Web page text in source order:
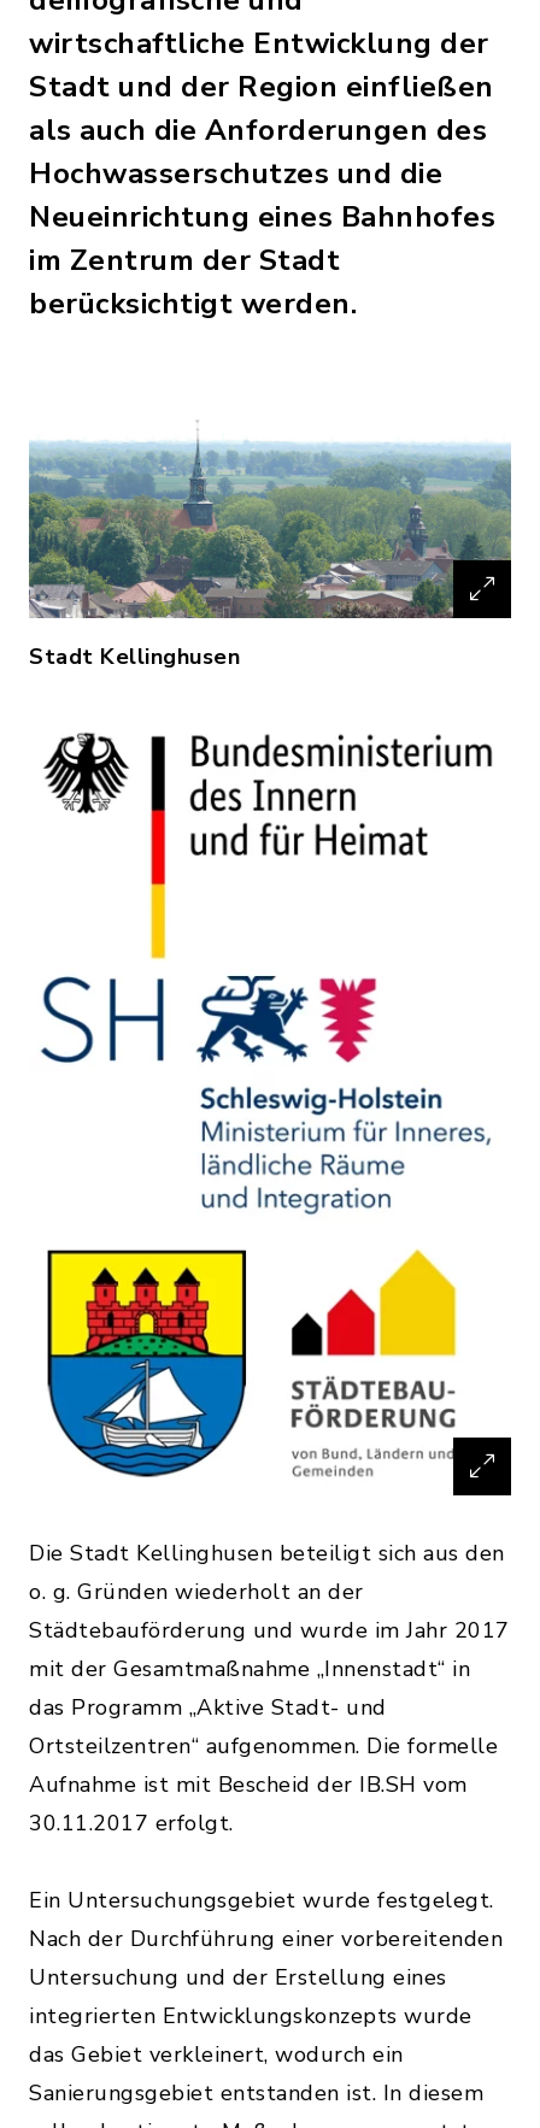
wirtschaftliche Entwicklung der
Stadt und der Region einfließen
als auch die Anforderungen des
Hochwasserschutzes und die
Neueinrichtung eines Bahnhofes
im Zentrum der Stadt
berücksichtigt werden.
Stadt Kellinghusen
Die Stadt Kellinghusen beteiligt sich aus den
o. g. Gründen wiederholt an der
Städtebauförderung und wurde im Jahr 2017
mit der Gesamtmaßnahme „Innenstadt“ in
das Programm „Aktive Stadt- und
Ortsteilzentren“ aufgenommen. Die formelle
Aufnahme ist mit Bescheid der IB.SH vom
30.11.2017 erfolgt.
Ein Untersuchungsgebiet wurde festgelegt.
Nach der Durchführung einer vorbereitenden
Untersuchung und der Erstellung eines
integrierten Entwicklungskonzepts wurde
das Gebiet verkleinert, wodurch ein
Sanierungsgebiet entstanden ist. In diesem